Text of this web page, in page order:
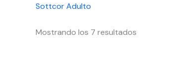
Sottcor Adulto
Mostrando los 7 resultados